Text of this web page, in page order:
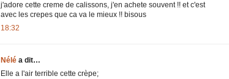
j'adore cette creme de calissons, j'en achete souvent !! et c'est
avec les crepes que ca va le mieux !! bisous
18:32
Nélé a dit…
Elle a l'air terrible cette crèpe;